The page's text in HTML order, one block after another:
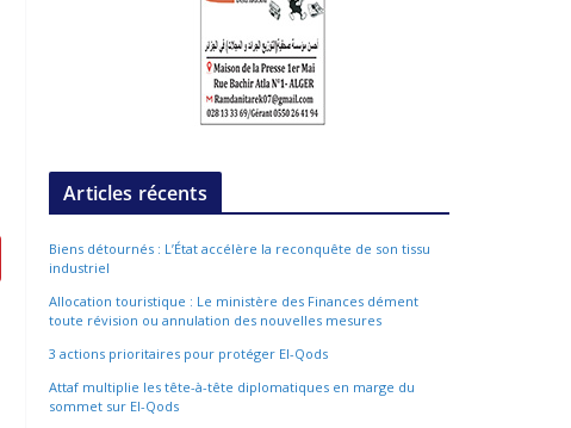
Articles récents
Biens détournés : L’État accélère la reconquête de son tissu
industriel
Allocation touristique : Le ministère des Finances dément
toute révision ou annulation des nouvelles mesures
3 actions prioritaires pour protéger El-Qods
Attaf multiplie les tête-à-tête diplomatiques en marge du
sommet sur El-Qods